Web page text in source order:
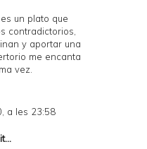
un plato que
contradictorios,
y aportar una
me encanta
vez.
a les 23:58